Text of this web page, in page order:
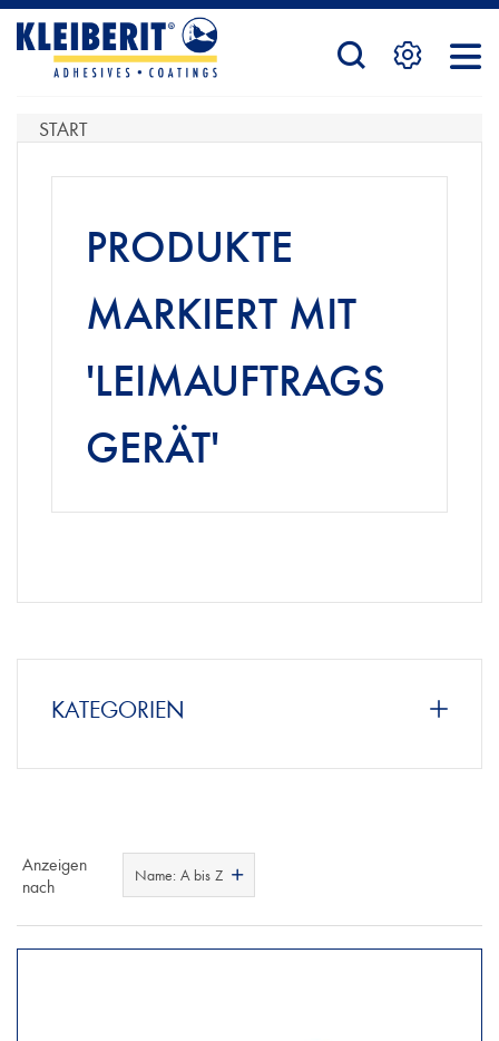
STARTSEITE
PRODUKTE
KONTAKTFORMULAR
START
PRODUKTE
MARKIERT MIT
'LEIMAUFTRAGS
GERÄT'
KATEGORIEN
Anzeigen
nach
Name: A bis Z